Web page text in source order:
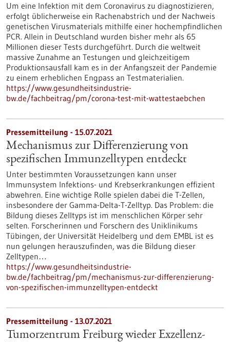
Um eine Infektion mit dem Coronavirus zu diagnostizieren,
erfolgt üblicherweise ein Rachenabstrich und der Nachweis
genetischen Virusmaterials mithilfe einer hochempfindlichen
PCR. Allein in Deutschland wurden bisher mehr als 65
Millionen dieser Tests durchgeführt. Durch die weltweit
massive Zunahme an Testungen und gleichzeitigem
Produktionsausfall kam es in der Anfangszeit der Pandemie
zu einem erheblichen Engpass an Testmaterialien.
https://www.gesundheitsindustrie-
bw.de/fachbeitrag/pm/corona-test-mit-wattestaebchen
Pressemitteilung - 15.07.2021
Mechanismus zur Differenzierung von
spezifischen Immunzelltypen entdeckt
Unter bestimmten Voraussetzungen kann unser
Immunsystem Infektions- und Krebserkrankungen effizient
abwehren. Eine wichtige Rolle spielen dabei die T-Zellen,
insbesondere der Gamma-Delta-T-Zelltyp. Das Problem: die
Bildung dieses Zelltyps ist im menschlichen Körper sehr
selten. Forscherinnen und Forschern des Uniklinikums
Tübingen, der Universität Heidelberg und dem EMBL ist es
nun gelungen herauszufinden, was die Bildung dieser
Zelltypen…
https://www.gesundheitsindustrie-
bw.de/fachbeitrag/pm/mechanismus-zur-differenzierung-
von-spezifischen-immunzelltypen-entdeckt
Pressemitteilung - 13.07.2021
Tumorzentrum Freiburg wieder Exzellenz-